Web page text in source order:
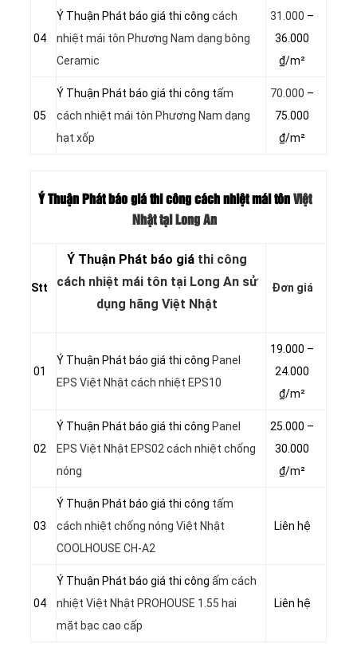
04
Ý Thuận Phát báo giá thi công cách
nhiệt mái tôn Phương Nam dạng bông
Ceramic
31.000 –
36.000
₫/m²
05
Ý Thuận Phát báo giá thi công tấm
cách nhiệt mái tôn Phương Nam dạng
hạt xốp
70.000 –
75.000
₫/m²
Ý Thuận Phát báo giá thi công cách nhiệt mái tônViệt
Nhật tại Long An
Stt
Ý Thuận Phát báo giá thi công
cách nhiệt mái tôn tại Long An sử
dụng hãng Việt Nhật
Đơn giá
01
Ý Thuận Phát báo giá thi công Panel
EPS Việt Nhật cách nhiệt EPS10
19.000 –
24.000
₫/m²
02
Ý Thuận Phát báo giá thi công Panel
EPS Việt Nhật EPS02 cách nhiệt chống
nóng
25.000 –
30.000
₫/m²
03
Ý Thuận Phát báo giá thi công tấm
cách nhiệt chống nóng Việt Nhật
COOLHOUSE CH-A2
Liên hệ
04
Ý Thuận Phát báo giá thi công ấm cách
nhiệt Việt Nhật PROHOUSE 1.55 hai
mặt bạc cao cấp
Liên hệ